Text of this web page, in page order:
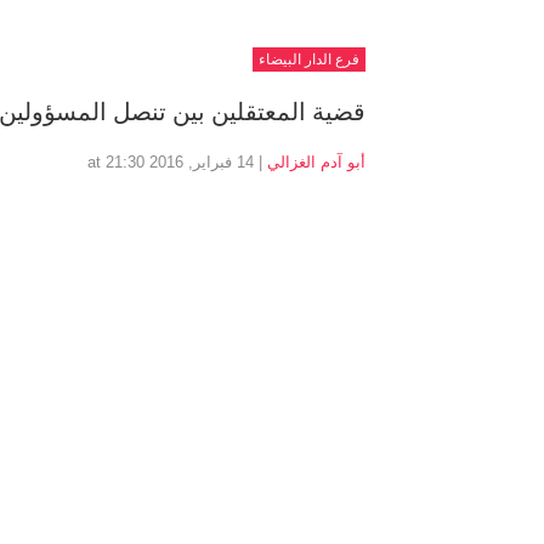
فرع الدار البيضاء
قضية المعتقلين بين تنصل
أبو آدم الغزالي